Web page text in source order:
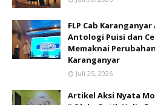
FLP Cab
Antologi Puisi dan
Memaknai
Karanganyar
Juli 25, 2026
Artikel Aksi Nyata